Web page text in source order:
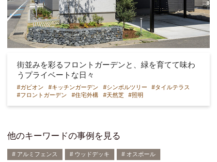
街並みを彩るフロントガーデンと、緑を育てて味わ
うプライベートな日々
#ガビオン #キッチンガーデン #シンボルツリー
#タイルテラス
#フロントガーデン
#住宅外構 #天然芝 #照明
他のキーワードの事例を見る
# アルミフェンス # ウッドデッキ
# オスポール